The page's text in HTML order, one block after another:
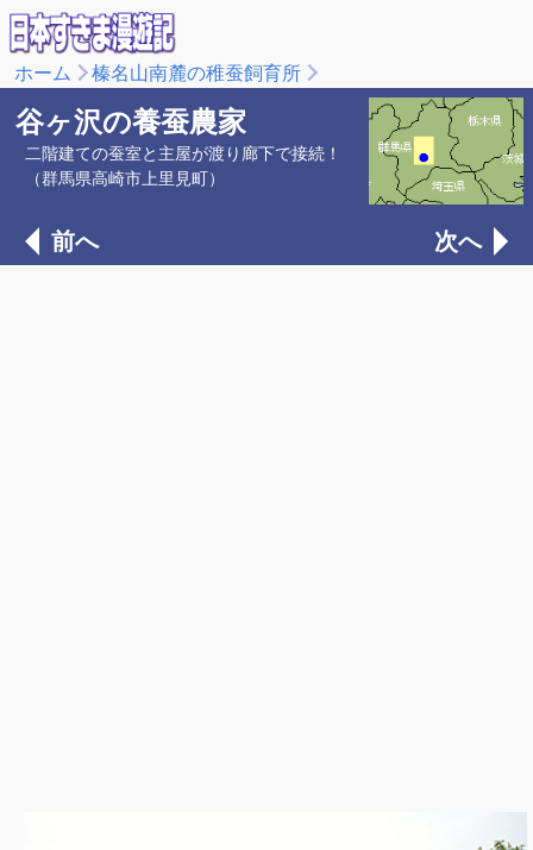
ホーム 榛名山南麓の稚蚕飼育所
谷ヶ沢の養蚕農家
二階建ての蚕室と主屋が渡り廊下で接続！
（群馬県高崎市上里見町）
前へ 次へ